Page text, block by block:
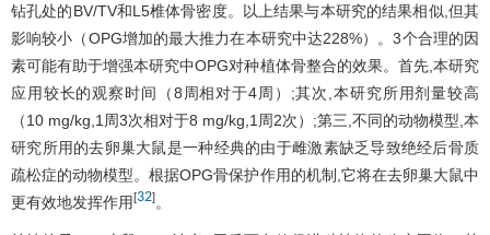
钻孔处的BV/TV和L5椎体骨密度。以上结果与本研究的结果相似,但其
影响较小（OPG增加的最大推力在本研究中达228%）。3个合理的因
素可能有助于增强本研究中OPG对种植体骨整合的效果。首先,本研究
应用较长的观察时间（8周相对于4周）;其次,本研究所用剂量较高
（10 mg/kg,1周3次相对于8 mg/kg,1周2次）;第三,不同的动物模型,本
研究所用的去卵巢大鼠是一种经典的由于雌激素缺乏导致绝经后骨质
疏松症的动物模型。根据OPG骨保护作用的机制,它将在去卵巢大鼠中
更有效地发挥作用 [32] 。